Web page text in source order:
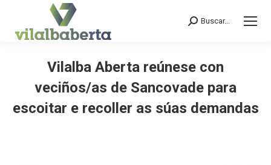
Search:
Buscar...
Vilalba Aberta reúnese con
veciños/as de Sancovade para
escoitar e recoller as súas demandas